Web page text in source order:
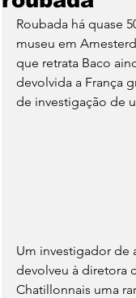
Roubada há quase
museu em
que retrata Baco
devolvida a França
de investigação de
Um investigador de
devolveu à diretora
Chatillonnais uma